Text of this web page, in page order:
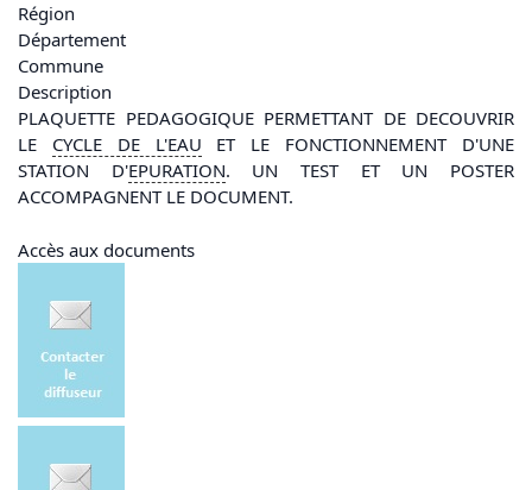
Région
Département
Commune
Description
PLAQUETTE PEDAGOGIQUE PERMETTANT DE DECOUVRIR
LE CYCLE DE L'EAU ET LE FONCTIONNEMENT D'UNE
STATION D'EPURATION. UN TEST ET UN POSTER
ACCOMPAGNENT LE DOCUMENT.
Accès aux documents